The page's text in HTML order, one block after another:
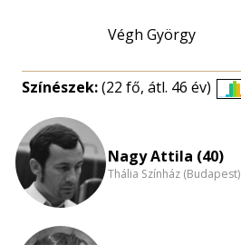
Végh György
Színészek:(22 fő, átl. 46 év)
Nagy Attila (40)
Thália Színház (Budapest)